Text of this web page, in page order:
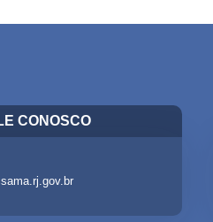
CONOSCO